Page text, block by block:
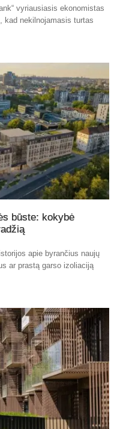
vyriausiasis ekonomistas
kad nekilnojamasis turtas
būste: kokybė
apie byrančius naujų
ar prastą garso izoliaciją